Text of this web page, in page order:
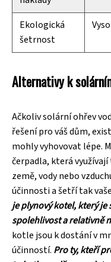
Ekologická
šetrnost
Alternativy k
Ačkoliv solární ohřev
řešení pro váš dům,
mohly vyhovovat lépe.
čerpadla, která
země, vody nebo
účinnosti a šetří tak
je plynový kotel, který
spolehlivost a relativně
kotle jsou k dostání v
účinností. Pro ty, kteří